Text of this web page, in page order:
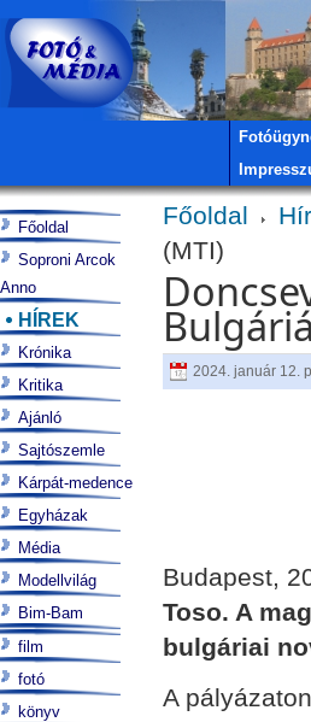
Főoldal
(MTI)
2024. január 12.
Budapest,
Toso. A
bulgáriai
A
Főoldal
Soproni Arcok
Anno
HÍREK
Krónika
Kritika
Ajánló
Sajtószemle
Kárpát-medence
Egyházak
Média
Modellvilág
Bim-Bam
film
fotó
könyv